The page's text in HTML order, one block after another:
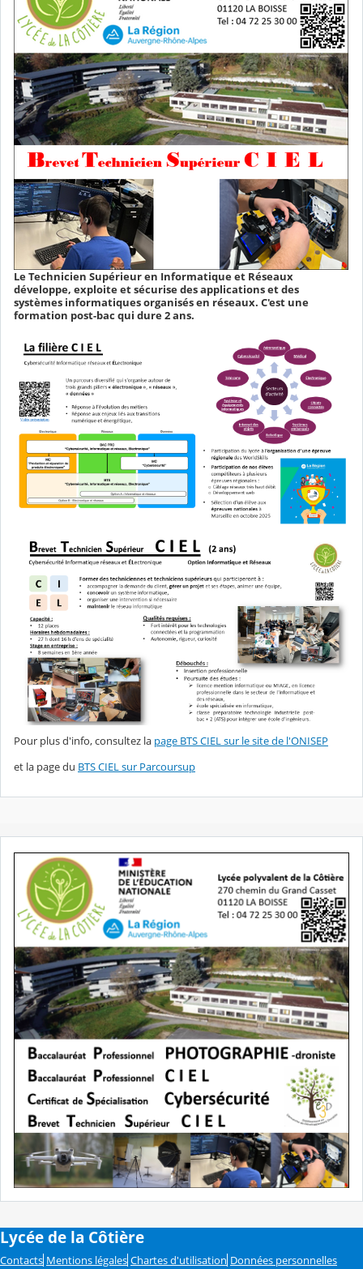
Le Technicien Supérieur en Informatique et Réseaux
développe, exploite et sécurise des applications et des
systèmes informatiques organisés en réseaux. C'est une
formation post-bac qui dure 2 ans.
Pour plus d'info, consultez la page BTS CIEL sur le site de l'ONISEP
et la page du BTS CIEL sur Parcoursup
Lycée de la Côtière
Contacts Mentions légales Chartes d'utilisation Données personnelles